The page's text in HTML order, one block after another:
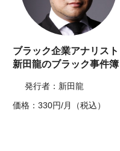
ブラック企業アナリスト
新田龍のブラック事件簿
発行者：新田龍
価格：330円/月（税込）